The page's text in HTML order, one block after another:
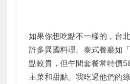
如果你想吃點不一樣的，台
許多異國料理。泰式餐廳如
點較貴，但午間套餐常特價
主菜和甜點。我吃過他們的